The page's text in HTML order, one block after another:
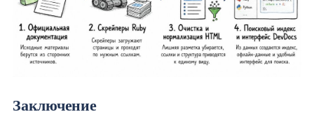
Заключение